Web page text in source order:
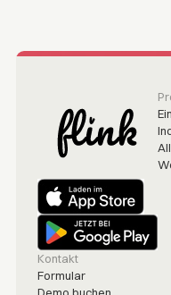
Kontakt
Formular
Demo buchen